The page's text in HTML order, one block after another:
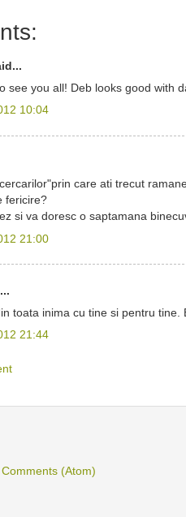
see you all! Deb looks good with
10:04
care ati trecut
fericire?
si va doresc o saptamana
21:00
toata inima cu tine si pentru tine.
21:44
Comments (Atom)